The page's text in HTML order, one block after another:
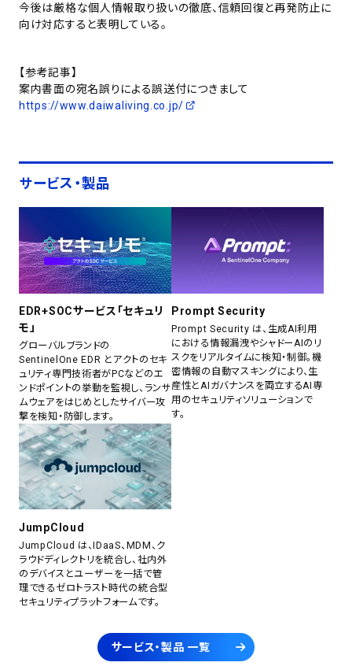
今後は厳格な個人情報取り扱いの徹底、信頼回復と再発防止に
向け対応すると表明している。
【参考記事】
案内書面の宛名誤りによる誤送付につきまして
https://www.daiwaliving.co.jp/
サービス・製品
EDR+SOCサービス「セキュリ
モ」
グローバルブランドの
SentinelOne EDR とアクトのセキ
ュリティ専門技術者がPCなどのエ
ンドポイントの挙動を監視し、ランサ
ムウェアをはじめとしたサイバー攻
撃を検知・防御します。
Prompt Security
Prompt Security は、生成AI利用
における情報漏洩やシャドーAIのリ
スクをリアルタイムに検知・制御。機
密情報の自動マスキングにより、生
産性とAIガバナンスを両立するAI専
用のセキュリティソリューションで
す。
JumpCloud
JumpCloud は、IDaaS、MDM、ク
ラウドディレクトリを統合し、社内外
のデバイスとユーザーを一括で管
理できるゼロトラスト時代の統合型
セキュリティプラットフォームです。
サービス・製品 一覧